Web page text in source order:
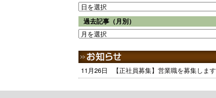
過去記事（月別）
11月26日 【正社員募集】営業職を募集します